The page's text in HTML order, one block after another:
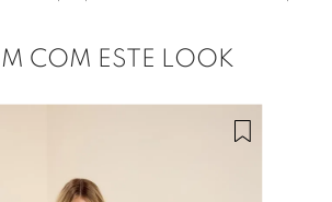
COM ESTE LOOK